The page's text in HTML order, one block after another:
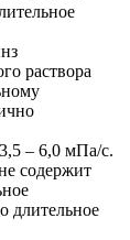
раствора
– 6,0 мПа/с.
содержит
длительное